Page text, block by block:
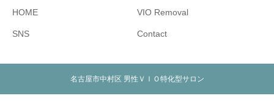
HOME VIO Removal
SNS Contact
名古屋市中村区 男性ＶＩＯ特化型サロン